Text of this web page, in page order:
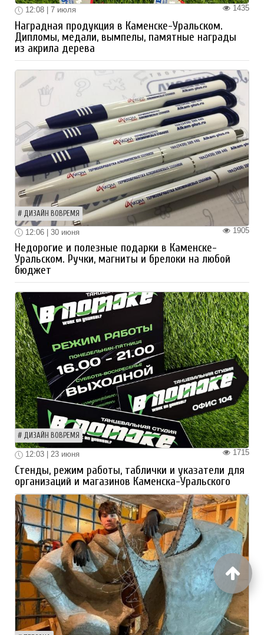
1435
12:08 | 7 июля
Наградная продукция в Каменске-Уральском.
Дипломы, медали, вымпелы, памятные награды
из акрила дерева
ДИЗАЙН ВОВРЕМЯ
1905
12:06 | 30 июня
Недорогие и полезные подарки в Каменске-
Уральском. Ручки, магниты и брелоки на любой
бюджет
ДИЗАЙН ВОВРЕМЯ
1715
12:03 | 23 июня
Стенды, режим работы, таблички и указатели для
организаций и магазинов Каменска-Уральского